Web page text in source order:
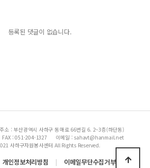
등록된 댓글이 없습니다.
주소 : 부산광역시 사하구 동매로 66번길 6. 2~3층(하단동)
FAX : 051-204-1327
이메일 : sahavt@hanmail.net
사하구자원봉사센터 All Rights Reserved.
개인정보처리방침 | 이메일무단수집거부